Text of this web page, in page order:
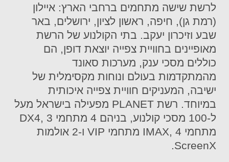
לרשת שישה מתחמים ברחבי הארץ: איילון
(רמת גן), חיפה, ראשון לציון, ירושלים, באר
שבע וזיכרון יעקב. בתי הקולנוע של הרשת
מאופיינים בחוויית צפייה יוצאת דופן, הם
כוללים מסכי ענק, מערכות סאונד
מהמתקדמות בעולם ונוחות מקסימלית של
ישיבה, המעניקים חוויית צפייה איכותית
במיוחד. רשת PLANET מפעילה בישראל מעל
ל-100 מסכי קולנוע, בניהם 4 מתחמי DX4, 3
מתחמי IMAX, 4 מתחמי VIP ו-2 אולמות
ScreenX.